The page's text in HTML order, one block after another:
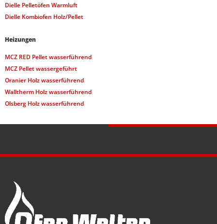
Dielle Pelletöfen Warmluft
Dielle Kombiofen Holz/Pellet
Heizungen
MCZ RED Pellet wasserführend
MCZ Pellet wassergeführt
Oranier Holz wasserführend
Walltherm Holz wasserführend
Olsberg Holz wasserführend